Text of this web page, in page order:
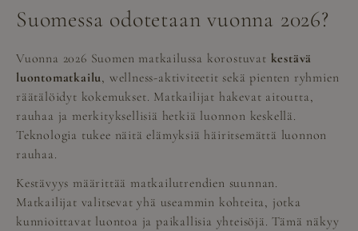
Suomessa odotetaan vuonna 2026?
Vuonna 2026 Suomen matkailussa korostuvat kestävä
luontomatkailu, wellness-aktiviteetit sekä pienten ryhmien
räätälöidyt kokemukset. Matkailijat hakevat aitoutta,
rauhaa ja merkityksellisiä hetkiä luonnon keskellä.
Teknologia tukee näitä elämyksiä häiritsemättä luonnon
rauhaa.
Kestävyys määrittää matkailutrendien suunnan.
Matkailijat valitsevat yhä useammin kohteita, jotka
kunnioittavat luontoa ja paikallisia yhteisöjä. Tämä näkyy